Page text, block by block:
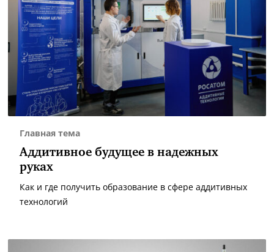
Главная тема
Аддитивное будущее в надежных
руках
Как и где получить образование в сфере аддитивных
технологий